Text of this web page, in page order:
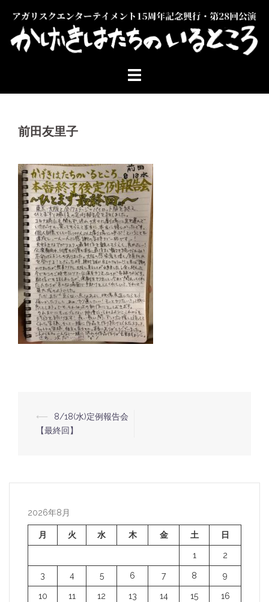
前田友里子
投
ビ
ー
シ
ョ
ン
⟵
8/18(水)定例報告会
【最終回】
2026年8月
月 火 水 木 金 土 日
1 2
3 4 5 6 7 8 9
10 11 12 13 14 15 16